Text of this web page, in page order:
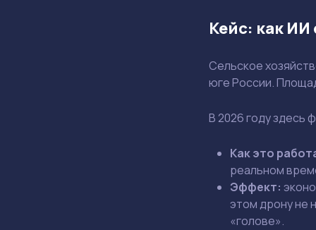
Кейс: как ИИ
Сельское
юге России.
В 2026 году здесь
Как это
реальном
Эффект:
этом дрону не
«голове».